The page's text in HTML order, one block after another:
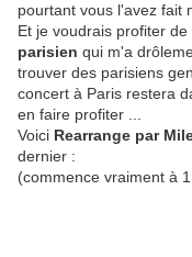
pourtant vous l'avez fait
Et je voudrais profiter
parisien qui m'a
trouver des parisiens
concert à Paris restera
en faire profiter ...
Voici Rearrange par
dernier :
(commence vraiment à